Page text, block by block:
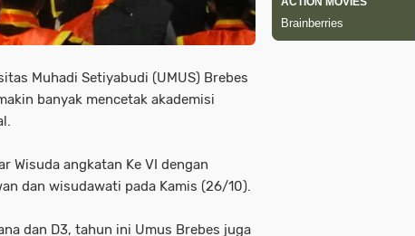
Muhadi Setiyabudi (UMUS) Brebes
banyak mencetak akademisi
Wisuda angkatan Ke VI dengan
dan wisudawati pada Kamis (26/10).
dan D3, tahun ini Umus Brebes juga